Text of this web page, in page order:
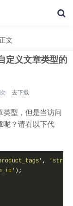
文
定义文章类型的
去下载
类型，但是当访问
呢？请看以下代
,
);